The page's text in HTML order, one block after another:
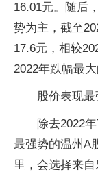
16.01元。随后
势为主，截至
17.6元，相较
2022年跌幅最大
股价表现
除去2022
最强势的温州A
里，会选择来自